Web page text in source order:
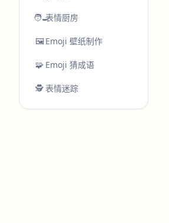
🧑‍🍳表情厨房
🖼️Emoji 壁纸制作
🧩 Emoji 猜成语
🕵️ 表情迷踪